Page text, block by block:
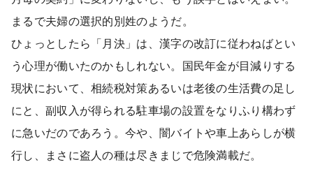
まるで夫婦の選択的別姓のようだ。
ひょっとしたら「月決」は、漢字の改訂に従わねばとい
う心理が働いたのかもしれない。国民年金が目減りする
現状において、相続税対策あるいは老後の生活費の足し
にと、副収入が得られる駐車場の設置をなりふり構わず
に急いだのであろう。今や、闇バイトや車上あらしが横
行し、まさに盗人の種は尽きまじで危険満載だ。